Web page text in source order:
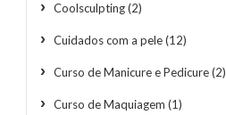
Coolsculpting(2)
Cuidados com a pele(12)
Curso de Manicure e Pedicure(2)
Curso de Maquiagem (1)